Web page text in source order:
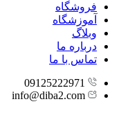
فروشگاه
آموزشگاه
وبلاگ
درباره ما
تماس با ما
09125222971
info@diba2.com